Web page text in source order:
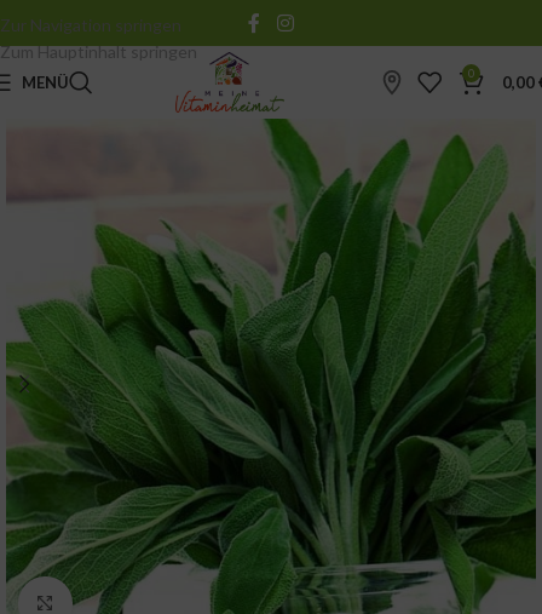
Zur Navigation springen
Zum Hauptinhalt springen
MENÜ 0 0,00
Zum Vergrößern klicken